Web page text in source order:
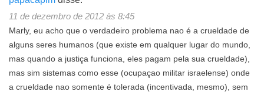
11 de dezembro de 2012 às 8:45
Marly, eu acho que o verdadeiro problema nao é a crueldade de
alguns seres humanos (que existe em qualquer lugar do mundo,
mas quando a justiça funciona, eles pagam pela sua crueldade),
mas sim sistemas como esse (ocupaçao militar israelense) onde
a crueldade nao somente é tolerada (incentivada, mesmo), sem